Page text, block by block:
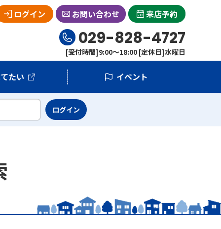
ログイン お問い合わせ 来店予約
029-828-4727
[受付時間]9:00～18:00 [定休日]水曜日
たい イベント